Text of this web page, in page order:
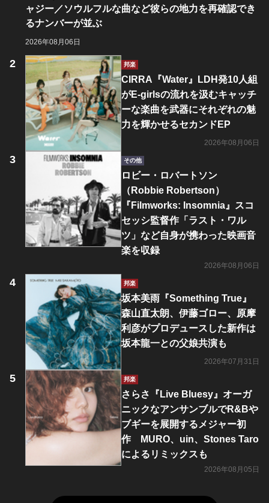
ャジー／ソウルフルな曲など彼らの地力を再確認でき
るナンバーが並ぶ
2026年08月06日
邦楽
CIRRA『Water』LDH発10人組
がE-girlsの流れを汲むキャッチ
ーな楽曲を武器にそれぞれの魅
力を輝かせるセカンドEP
2026年08月06日
その他
ロビー・ロバートソン
（Robbie Robertson）
『Filmworks: Insomnia』スコ
セッシ監督作「ラスト・ワル
ツ」など自身が携わった映画音
楽を収録
2026年08月06日
邦楽
坂本美雨『Something True』
森山直太朗、伊藤ゴロー、原摩
利彦がプロデュースした新作は
坂本龍一との父娘共演も
2026年07月31日
邦楽
さらさ『Live Bluesy』オーガ
ニックなアンサンブルでR&Bや
ブギーを展開するメジャー初
作 MURO、uin、Stones Taro
によるリミックスも
2026年08月05日